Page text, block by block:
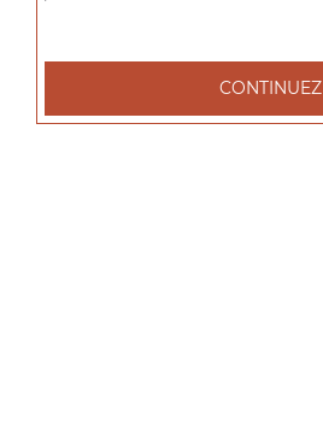
+
CONTINUEZ